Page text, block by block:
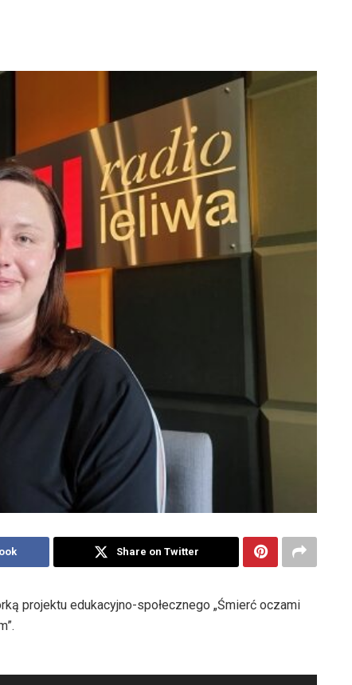
Share on Twitter
projektu edukacyjno-społecznego „Śmierć oczami